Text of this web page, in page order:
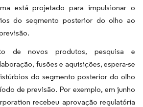
está projetado para impulsionar o
do segmento posterior do olho ao
de novos produtos, pesquisa e
fusões e aquisições, espera-se
do segmento posterior do olho
de previsão. Por exemplo, em junho
recebeu aprovação regulatória